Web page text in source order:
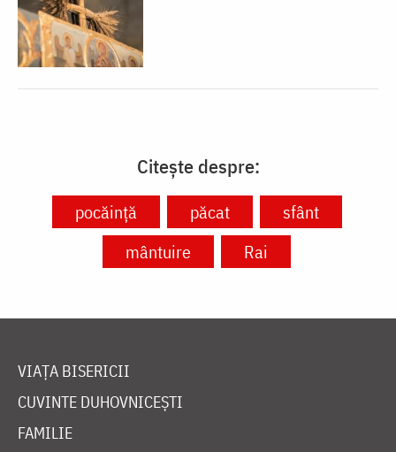
Citește despre:
pocăință păcat
sfânt
mântuire
Rai
VIAȚA BISERICII
CUVINTE DUHOVNICEȘTI
FAMILIE